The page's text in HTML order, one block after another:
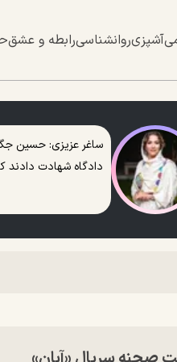
آشپزیروانشناسیرابطه و عشق
ساغر عزیزی: حسین
دادگاه شهادت دادند